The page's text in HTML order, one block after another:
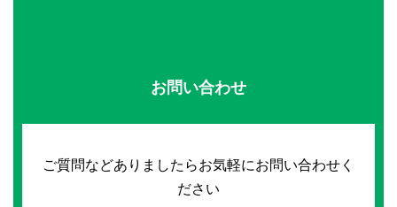
お問い合わせ
ご質問などありましたらお気軽にお問い合わせく
ださい